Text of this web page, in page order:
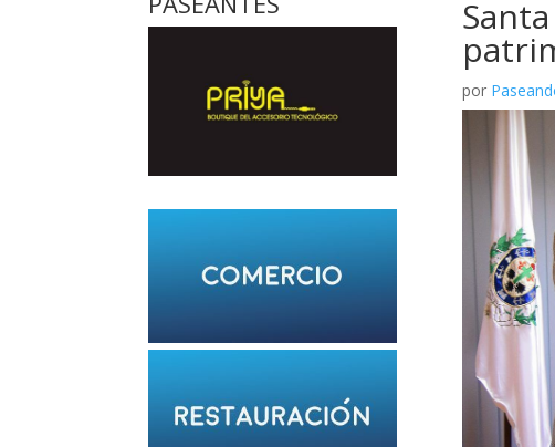
por